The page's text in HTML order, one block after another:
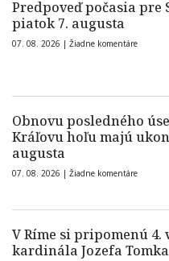
Predpoveď počasia pre
piatok 7. augusta
07. 08. 2026 | Žiadne komentáre
Obnovu posledného
Kráľovu hoľu majú
augusta
07. 08. 2026 | Žiadne komentáre
V Ríme si pripomenú
kardinála Jozefa Tomka